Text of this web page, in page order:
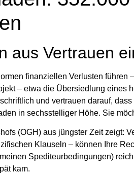
aus Vertrauen
finanziellen Verlusten führen
– etwa die Übersiedlung eines
und vertrauen darauf,
in sechsstelliger Höhe. Sie
(OGH) aus jüngster Zeit zeigt:
Klauseln – können Ihre
Spediteurbedingungen)
kam.